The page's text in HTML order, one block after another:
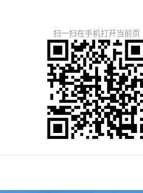
扫一扫在手机打开当前页